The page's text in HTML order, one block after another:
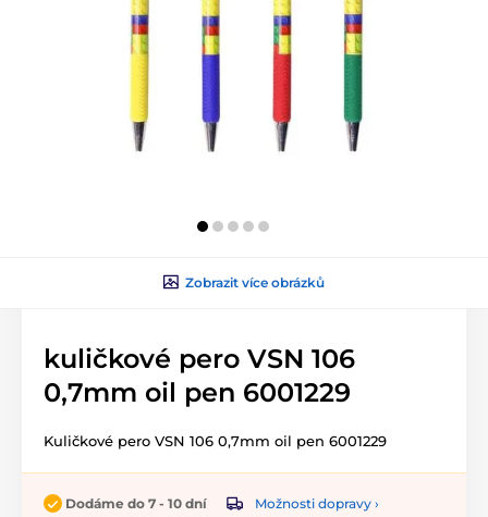
Zobrazit více obrázků
kuličkové pero VSN 106
0,7mm oil pen 6001229
Kuličkové pero VSN 106 0,7mm oil pen 6001229
Dodáme do 7 - 10 dní
Možnosti dopravy ›